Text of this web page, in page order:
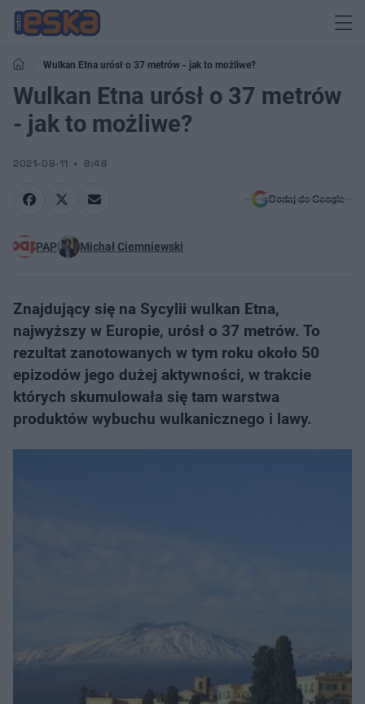
Wulkan Etna urósł o 37 metrów - jak to możliwe?
Wulkan Etna urósł o 37 metrów
- jak to możliwe?
2021-08-11 8:48
Dodaj do Google
PAP Michał Ciemniewski
Znajdujący się na Sycylii wulkan Etna,
najwyższy w Europie, urósł o 37 metrów. To
rezultat zanotowanych w tym roku około 50
epizodów jego dużej aktywności, w trakcie
których skumulowała się tam warstwa
produktów wybuchu wulkanicznego i lawy.